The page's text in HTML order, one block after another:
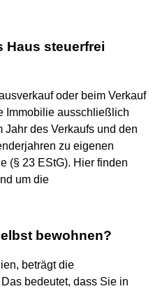
Haus steuerfrei
oder beim Verkauf
Immobilie ausschließlich
Jahr des Verkaufs und den
zu eigenen
(§ 23 EStG). Hier finden
um die
bewohnen?
beträgt die
bedeutet, dass Sie in